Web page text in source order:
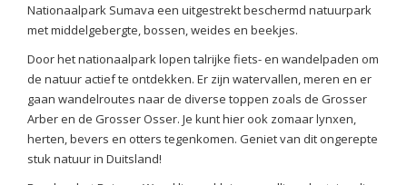
Nationaalpark Sumava een uitgestrekt beschermd natuurpark
met middelgebergte, bossen, weides en beekjes.
Door het nationaalpark lopen talrijke fiets- en wandelpaden om
de natuur actief te ontdekken. Er zijn watervallen, meren en er
gaan wandelroutes naar de diverse toppen zoals de Grosser
Arber en de Grosser Osser. Je kunt hier ook zomaar lynxen,
herten, bevers en otters tegenkomen. Geniet van dit ongerepte
stuk natuur in Duitsland!